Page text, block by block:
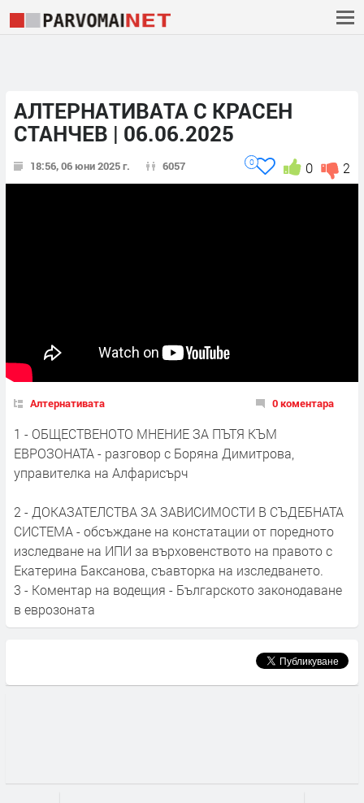
АЛТЕРНАТИВАТА С КРАСЕН
СТАНЧЕВ | 06.06.2025
18:56, 06 юни 2025 г. 6057 2
0
0
Алтернативата 0 коментара
1 - ОБЩЕСТВЕНОТО МНЕНИЕ ЗА ПЪТЯ КЪМ
ЕВРОЗОНАТА - разговор с Боряна Димитрова,
управителка на Алфарисърч
2 - ДОКАЗАТЕЛСТВА ЗА ЗАВИСИМОСТИ В СЪДЕБНАТА
СИСТЕМА - обсъждане на констатации от поредното
изследване на ИПИ за върховенството на правото с
Екатерина Баксанова, съавторка на изследването.
3 - Коментар на водещия - Българското законодаване
в еврозоната